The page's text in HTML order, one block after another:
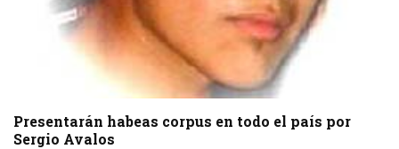
Presentarán habeas corpus en todo el país por
Sergio Avalos